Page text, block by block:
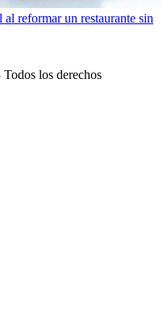
reformar un restaurante sin
los derechos